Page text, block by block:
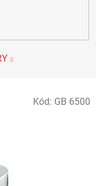
Kód: GB 6500